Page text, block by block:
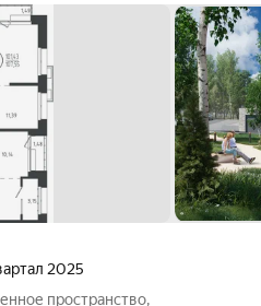
2025
пространство,